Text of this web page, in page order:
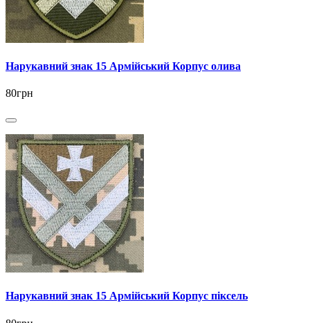
Нарукавний знак 15 Армійський Корпус олива
80грн
Нарукавний знак 15 Армійський Корпус піксель